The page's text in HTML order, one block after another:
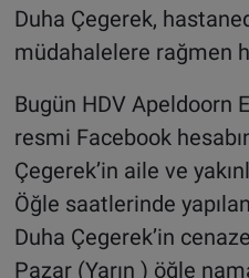
Duha Çegerek,
müdahalelere rağmen
Bugün HDV Apeldoorn
resmi Facebook
Çegerek’in aile ve
Öğle saatlerinde
Duha Çegerek’in
Pazar (Yarın ) öğle